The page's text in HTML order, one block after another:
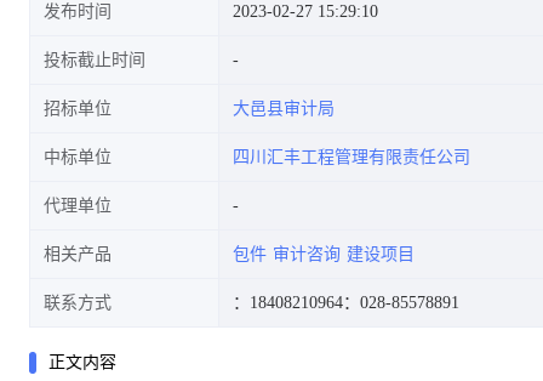
发布时间 2023-02-27 15:29:10
投标截止时间
招标单位 大邑县审计局
中标单位 四川汇丰工程管理有限责任公司
代理单位
相关产品 包件 审计咨询 建设项目
联系方式 ：18408210964：028-85578891
正文内容